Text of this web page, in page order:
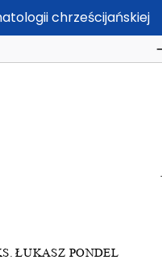
chrześcijańskiej